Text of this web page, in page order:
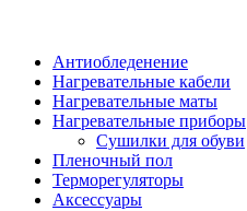
Антиобледенение
Нагревательные кабели
Нагревательные маты
Нагревательные приборы
Сушилки для обуви
Пленочный пол
Терморегуляторы
Аксессуары